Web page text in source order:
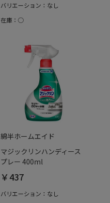
バリエーション：なし
在庫：○
綿半ホームエイド
マジックリンハンディース
プレー 400ml
￥437
バリエーション：なし